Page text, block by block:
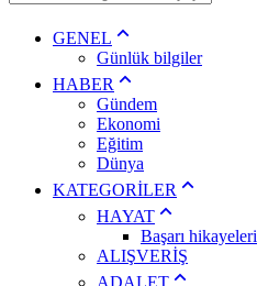
GENEL
Günlük bilgiler
HABER
Gündem
Ekonomi
Eğitim
Dünya
KATEGORİLER
HAYAT
Başarı hikayeleri
ALIŞVERİŞ
ADALET